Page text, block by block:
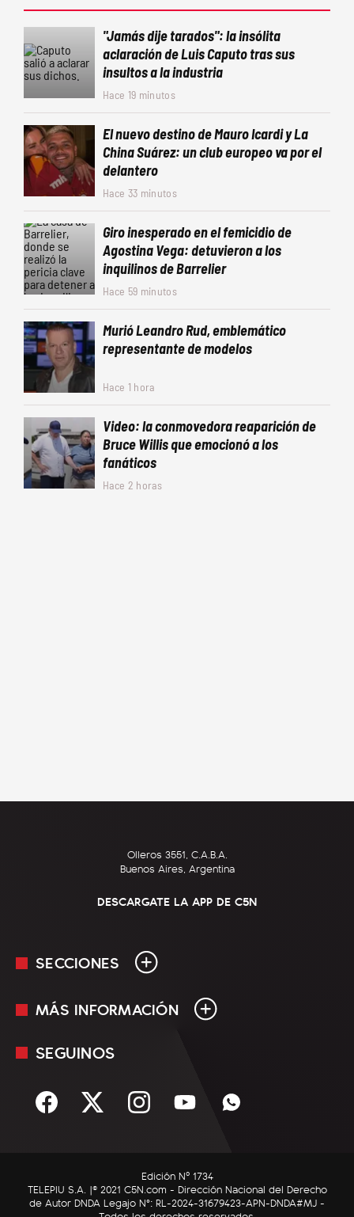
"Jamás dije tarados": la insólita
aclaración de Luis Caputo tras sus
insultos a la industria
Hace 19 minutos
El nuevo destino de Mauro Icardi y La
China Suárez: un club europeo va por el
delantero
Hace 33 minutos
Giro inesperado en el femicidio de
Agostina Vega: detuvieron a los
inquilinos de Barrelier
Hace 59 minutos
Murió Leandro Rud, emblemático
representante de modelos
Hace 1 hora
Video: la conmovedora reaparición de
Bruce Willis que emocionó a los
fanáticos
Hace 2 horas
Olleros 3551, C.A.B.A.
Buenos Aires, Argentina
DESCARGATE LA APP DE C5N
SECCIONES
En Vivo
Sociedad
C5N Autos
RatingCero
MÁS INFORMACIÓN
Mediakit
Términos y condiciones
SEGUINOS
Edición Nº 1734
TELEPIU S.A. |© 2021 C5N.com - Dirección Nacional del Derecho
de Autor DNDA Legajo N°: RL-2024-31679423-APN-DNDA#MJ -